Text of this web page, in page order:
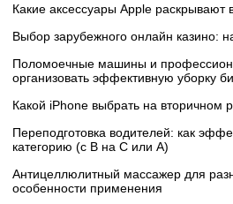
Какие аксессуары Apple раскрывают
Выбор зарубежного онлайн казино:
Поломоечные машины и
организовать эффективную уборку
Какой iPhone выбрать на вторичном
Переподготовка водителей: как
категорию (с B на C или А)
Антицеллюлитный массажер для
особенности применения